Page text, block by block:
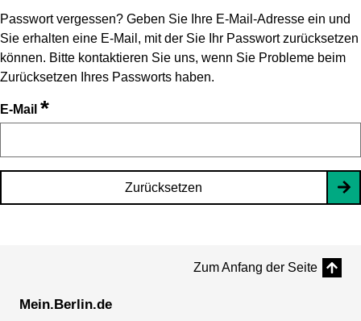
Passwort vergessen? Geben Sie Ihre E-Mail-Adresse ein und
Sie erhalten eine E-Mail, mit der Sie Ihr Passwort zurücksetzen
können. Bitte kontaktieren Sie uns, wenn Sie Probleme beim
Zurücksetzen Ihres Passworts haben.
E-Mail *
Zurücksetzen
Zum Anfang der Seite
Mein.Berlin.de